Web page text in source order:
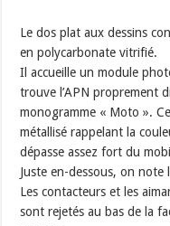
Le dos plat aux dessins
en polycarbonate vitrifié.
Il accueille un module
trouve l’APN proprement
monogramme « Moto ».
métallisé rappelant la
dépasse assez fort du
Juste en-dessous, on
Les contacteurs et les
sont rejetés au bas de la